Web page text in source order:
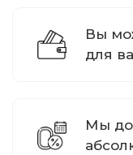
Вы
для
Мы